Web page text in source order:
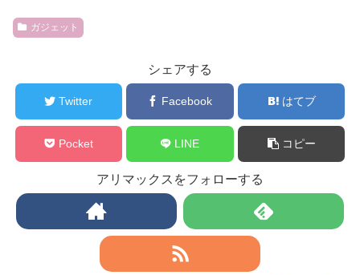
ガジェット
シェアする
Twitter Facebook はてブ
Pocket LINE コピー
アリマックスをフォローする